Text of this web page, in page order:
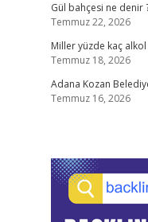
Gül bahçesi ne denir
Temmuz 22, 2026
Miller yüzde kaç alkol
Temmuz 18, 2026
Adana Kozan
Temmuz 16, 2026